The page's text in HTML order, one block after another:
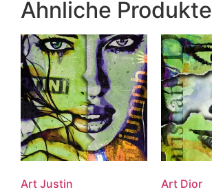
Ähnliche Produkte
Art Justin Art Dior